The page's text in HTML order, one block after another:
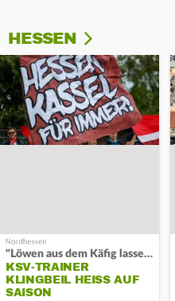
HESSEN
"Löwen aus dem Käfig lassen"
KSV-TRAINER
KLINGBEIL HEISS AUF S
AISON